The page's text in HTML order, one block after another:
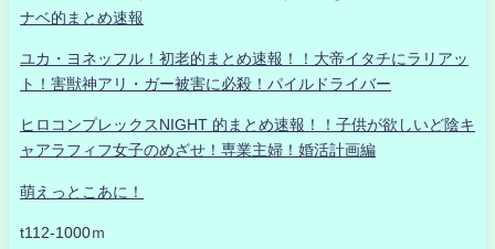
ナベ的まとめ速報
ユカ・ヨネッフル！初老的まとめ速報！！大帝イタチにラリアッ
ト！害獣神アリ・ガー被害に必殺！パイルドライバー
ヒロコンプレックスNIGHT 的まとめ速報！！子供が欲しいど陰キ
ャアラフィフ女子のめざせ！専業主婦！婚活計画編
萌えっとこあに！
t112-1000ｍ